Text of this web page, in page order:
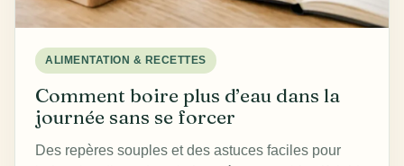
ALIMENTATION & RECETTES
Comment boire plus d’eau dans la
journée sans se forcer
Des repères souples et des astuces faciles pour